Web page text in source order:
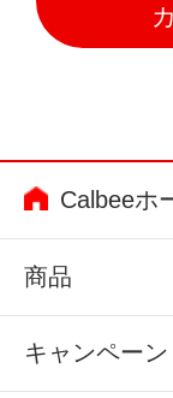
Calbeeホ
商品
キャンペー